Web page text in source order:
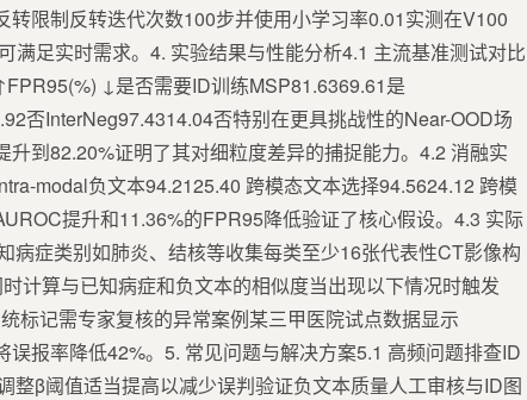
限制反转迭代次数100步并使用小学习率0.01实测在V100
足实时需求。4. 实验结果与性能分析4.1 主流基准测试对比
↓是否需要ID训练MSP81.6369.61是
否InterNeg97.4314.04否特别在更具挑战性的Near-OOD场
到82.20%证明了其对细粒度差异的捕捉能力。4.2 消融实
modal负文本94.2125.40 跨模态文本选择94.5624.12 跨模
提升和11.36%的FPR95降低验证了核心假设。4.3 实际
症类别如肺炎、结核等收集每类至少16张代表性CT影像构
计算与已知病症和负文本的相似度当出现以下情况时触发
标记需专家复核的异常案例某三甲医院试点数据显示
报率降低42%。5. 常见问题与解决方案5.1 高频问题排查ID
β阈值适当提高以减少误判验证负文本质量人工审核与ID图